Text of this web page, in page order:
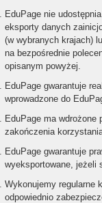
EduPage nie
eksporty danych
(w wybranych krajach)
na bezpośrednie
opisanym powyżej.
EduPage gwarantuje
wprowadzone do
EduPage ma
zakończenia
EduPage gwarantuje
wyeksportowane, jeżeli
Wykonujemy regularne
odpowiednio